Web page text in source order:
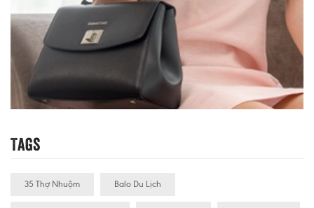
Tags
35 Thợ Nhuộm Balo Du Lịch